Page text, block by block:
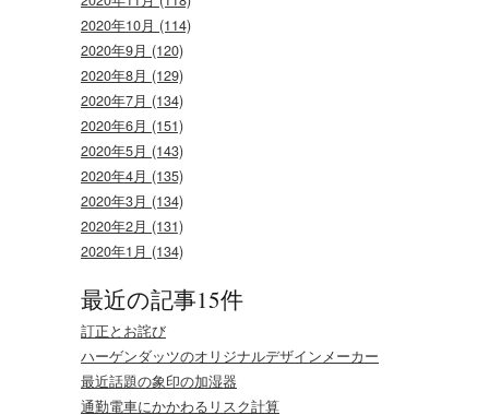
2020年10月 (114)
2020年9月 (120)
2020年8月 (129)
2020年7月 (134)
2020年6月 (151)
2020年5月 (143)
2020年4月 (135)
2020年3月 (134)
2020年2月 (131)
2020年1月 (134)
最近の記事15件
訂正とお詫び
ハーゲンダッツのオリジナルデザインメーカー
最近話題の象印の加湿器
通勤電車にかかわるリスク計算